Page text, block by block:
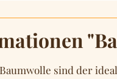
sind der